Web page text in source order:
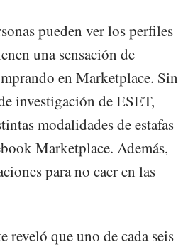
pueden ver los perfiles
una sensación de
en Marketplace. Sin
investigación de ESET,
modalidades de estafas
Marketplace. Además,
para no caer en las
reveló que uno de cada seis